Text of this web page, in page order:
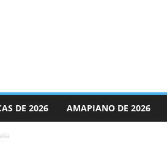
DE 2026 AMAPIANO DE 2026